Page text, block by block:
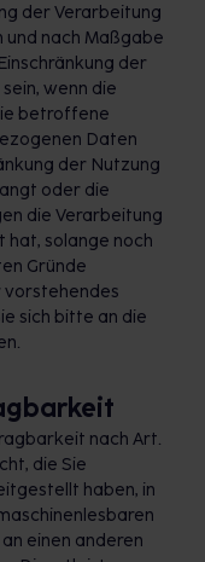
der Verarbeitung
und nach Maßgabe
der
wenn die
betroffene
Daten
der Nutzung
oder die
die Verarbeitung
hat, solange noch
Gründe
vorstehendes
sich bitte an die
nach Art.
die Sie
haben, in
einen anderen